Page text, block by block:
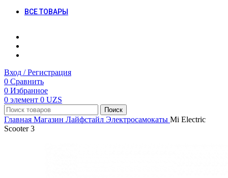
ВСЕ ТОВАРЫ
Вход / Регистрация
0 Сравнить
0 Избранное
0 элемент 0 UZS
Поиск
Главная Магазин Лайфстайл Электросамокаты Mi Electric
Scooter 3